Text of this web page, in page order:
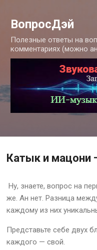
ВопросДэй
Полезные ответы на
комментариях (можно
Катык и мацони
Ну, знаете, вопрос на
же. Ан нет. Разница
каждому из них
Представьте себе двух
каждого — свой.